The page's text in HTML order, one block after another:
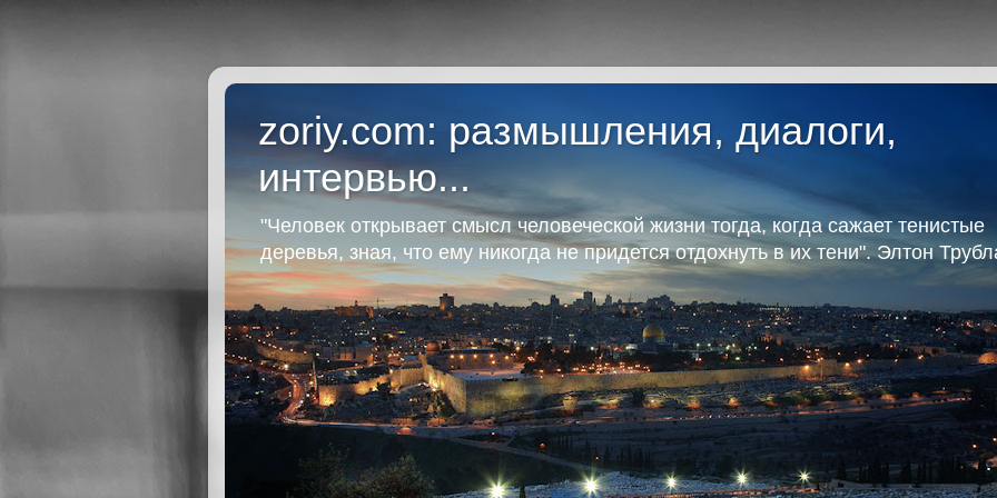
zoriy.com: размышления, диалоги,
интервью...
"Человек открывает смысл человеческой жизни тогда, когда сажает тенистые
деревья, зная, что ему никогда не придется отдохнуть в их тени". Элтон